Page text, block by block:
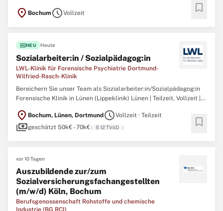
The current status is created. Please try again in a few minutes. ...
location_on Bochum scheduleVollzeit bookmark
fiber_newNEU Heute
Sozialarbeiter:in / Sozialpädagog:in
LWL-Klinik für Forensische Psychiatrie Dortmund-
Wilfried-Rasch-Klinik
Bereichern Sie unser Team als Sozialarbeiter:in/Sozialpädagog:in
Forensische Klinik in Lünen (Lippeklinik) Lünen | Teilzeit, Vollzeit |
für Forensische Psychiatrie in Lünen wird voraussichtlich ab dem 2.
Quartal 2027 auf dem Gelände der ...
location_on Bochum, Lünen, Dortmund scheduleVollzeit · Teilzeit
paymentsgeschätzt 50k€ - 70k€( S 12 TVöD ) bookmark
vor 10 Tagen
Auszubildende zur/zum
Sozialversicherungsfachangestellten
(m/w/d) Köln, Bochum
Berufsgenossenschaft Rohstoffe und chemische
Industrie (BG RCI)